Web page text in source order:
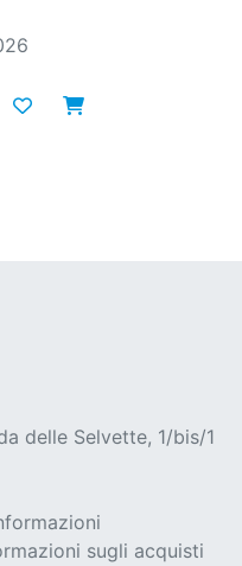
delle Selvette, 1/bis/1
sugli acquisti